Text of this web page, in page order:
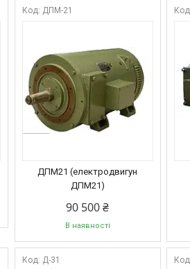
ДПМ-21
ДПМ21 (електродвигун
ДПМ21)
90 500 ₴
В наявності
Д-31